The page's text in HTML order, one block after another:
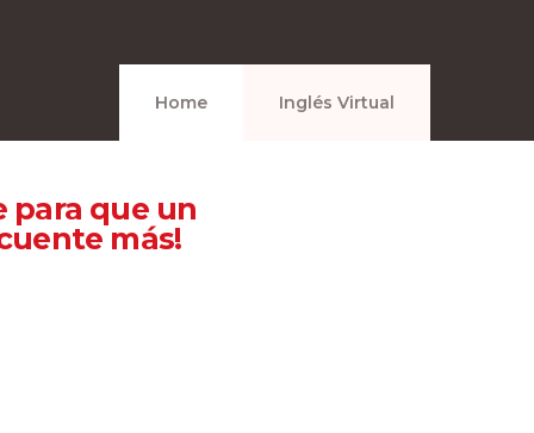
Home Inglés Virtual
para que un
más!